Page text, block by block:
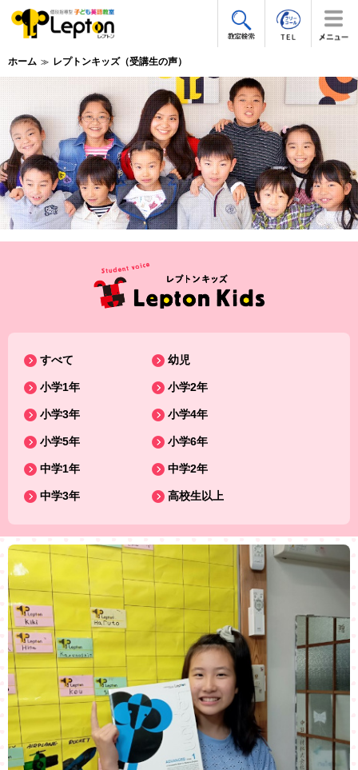
ホーム レプトンキッズ（受講生の声）
すべて 幼児
小学1年 小学2年
小学3年 小学4年
小学5年 小学6年
中学1年 中学2年
中学3年 高校生以上